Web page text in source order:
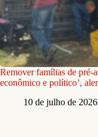
Remover famílias de pré-
econômico e político’,
10 de julho de 2026